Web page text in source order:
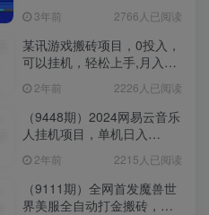
3年前 2766人已阅读
某讯游戏搬砖项目，0投入，
可以挂机，轻松上手,月入
2年前 2226人已阅读
（9448期）2024网易云音乐
人挂机项目，单机日入
2年前 2215人已阅读
（9111期）全网首发魔兽世
界美服全自动打金搬砖，日